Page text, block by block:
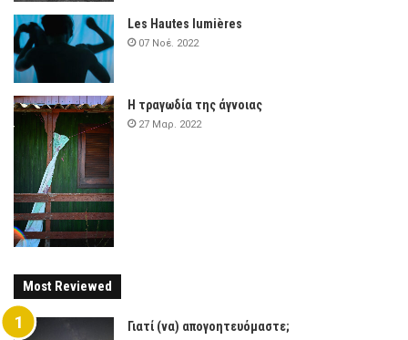
Les Hautes lumières
07 Νοέ. 2022
Η τραγωδία της άγνοιας
27 Μαρ. 2022
Most Reviewed
Γιατί (να) απογοητευόμαστε;